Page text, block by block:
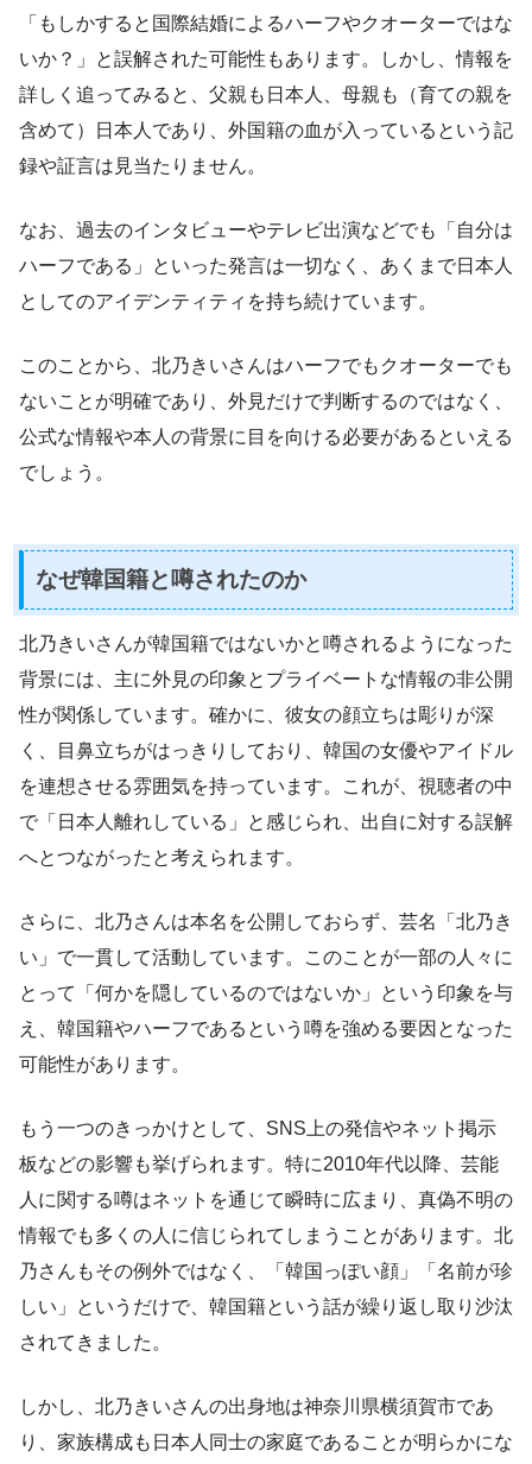
「もしかすると国際結婚によるハーフやクオーターではな
いか？」と誤解された可能性もあります。しかし、情報を
詳しく追ってみると、父親も日本人、母親も（育ての親を
含めて）日本人であり、外国籍の血が入っているという記
録や証言は見当たりません。
なお、過去のインタビューやテレビ出演などでも「自分は
ハーフである」といった発言は一切なく、あくまで日本人
としてのアイデンティティを持ち続けています。
このことから、北乃きいさんはハーフでもクオーターでも
ないことが明確であり、外見だけで判断するのではなく、
公式な情報や本人の背景に目を向ける必要があるといえる
でしょう。
なぜ韓国籍と噂されたのか
北乃きいさんが韓国籍ではないかと噂されるようになった
背景には、主に外見の印象とプライベートな情報の非公開
性が関係しています。確かに、彼女の顔立ちは彫りが深
く、目鼻立ちがはっきりしており、韓国の女優やアイドル
を連想させる雰囲気を持っています。これが、視聴者の中
で「日本人離れしている」と感じられ、出自に対する誤解
へとつながったと考えられます。
さらに、北乃さんは本名を公開しておらず、芸名「北乃き
い」で一貫して活動しています。このことが一部の人々に
とって「何かを隠しているのではないか」という印象を与
え、韓国籍やハーフであるという噂を強める要因となった
可能性があります。
もう一つのきっかけとして、SNS上の発信やネット掲示
板などの影響も挙げられます。特に2010年代以降、芸能
人に関する噂はネットを通じて瞬時に広まり、真偽不明の
情報でも多くの人に信じられてしまうことがあります。北
乃さんもその例外ではなく、「韓国っぽい顔」「名前が珍
しい」というだけで、韓国籍という話が繰り返し取り沙汰
されてきました。
しかし、北乃きいさんの出身地は神奈川県横須賀市であ
り、家族構成も日本人同士の家庭であることが明らかにな